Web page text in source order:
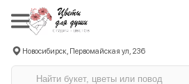
Новосибирск, Первомайская ул, 236